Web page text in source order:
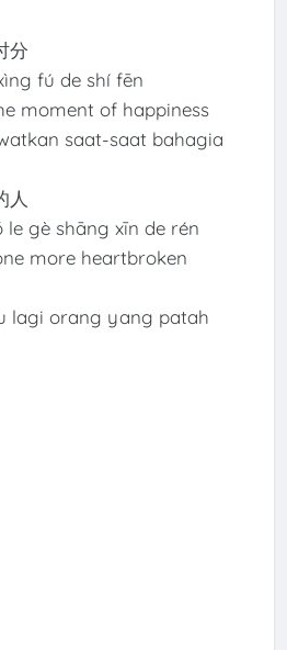
分
fú de shí fēn
moment of happiness
saat-saat bahagia
人
le gè shāng xīn de rén
more heartbroken
lagi orang yang patah